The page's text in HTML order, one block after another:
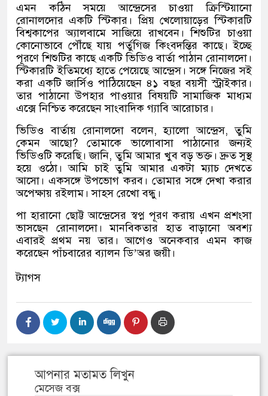
এমন কঠিন সময়ে আন্দ্রেসের চাওয়া ক্রিস্টিয়ানো
রোনালদোর একটি স্টিকার। প্রিয় খেলোয়াড়ের স্টিকারটি
বিশ্বকাপের অ্যালবামে সাজিয়ে রাখবেন। শিশুটির চাওয়া
কোনোভাবে পৌঁছে যায় পর্তুগিজ কিংবদন্তির কাছে। ইচ্ছে
পূরণে শিশুটির কাছে একটি ভিডিও বার্তা পাঠান রোনালদো।
স্টিকারটি ইতিমধ্যে হাতে পেয়েছে আন্দ্রেস। সঙ্গে নিজের সই
করা একটি জার্সিও পাঠিয়েছেন ৪১ বছর বয়সী স্ট্রাইকার।
তার পাঠানো উপহার পাওয়ার বিষয়টি সামাজিক মাধ্যম
এক্সে নিশ্চিত করেছেন সাংবাদিক গ্যাবি আরোচার।
ভিডিও বার্তায় রোনালদো বলেন,হ্যালো আন্দ্রেস,তুমি
কেমন আছো?তোমাকে ভালোবাসা পাঠানোর জন্যই
ভিডিওটি করেছি। জানি,তুমি আমার খুব বড় ভক্ত। দ্রুত সুস্থ
হয়ে ওঠো। আমি চাই তুমি আমার একটা ম্যাচ দেখতে
আসো। একসঙ্গে উপভোগ করব। তোমার সঙ্গে দেখা করার
অপেক্ষায় রইলাম। সাহস রেখো বন্ধু।
পা হারানো ছোট্ট আন্দ্রেসের স্বপ্ন পূরণ করায় এখন প্রশংসা
ভাসছেন রোনালদো। মানবিকতার হাত বাড়ানো অবশ্য
এবারই প্রথম নয় তার। আগেও অনেকবার এমন কাজ
করেছেন পাঁচবারের ব্যালন ডি’অর জয়ী।
ট্যাগস
আপনার মতামত লিখুন
মেসেজ বক্স